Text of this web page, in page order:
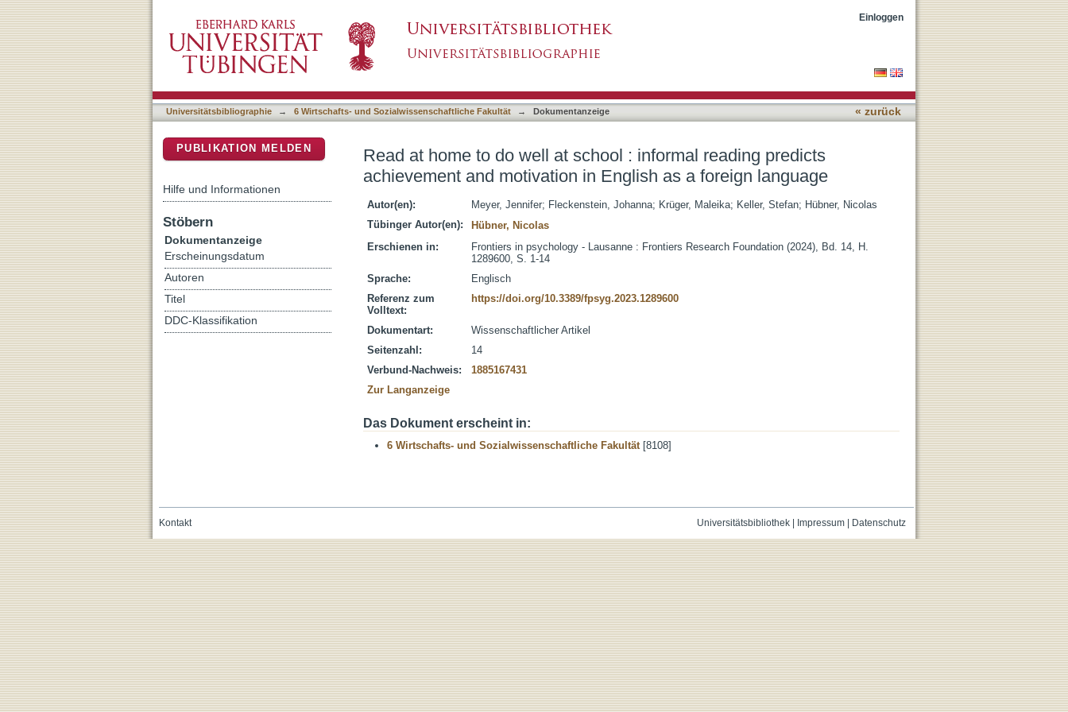
English as a foreign language
Einloggen
Universitätsbibliographie → 6 Wirtschafts- und Sozialwissenschaftliche Fakultät → Dokumentanzeige « zurück
Read at home to do well at school : informal reading predicts
achievement and motivation in English as a foreign language
Autor(en): Meyer, Jennifer; Fleckenstein, Johanna; Krüger, Maleika; Keller, Stefan; Hübner, Nicolas
Tübinger Autor(en):
Hübner, Nicolas
Erschienen in:
Frontiers in psychology - Lausanne : Frontiers Research Foundation (2024), Bd. 14, H.
1289600, S. 1-14
Sprache:
Englisch
Referenz zum
Volltext:
https://doi.org/10.3389/fpsyg.2023.1289600
Dokumentart:
Wissenschaftlicher Artikel
Seitenzahl:
14
Verbund-Nachweis:
1885167431
Zur Langanzeige
Das Dokument erscheint in:
6 Wirtschafts- und Sozialwissenschaftliche Fakultät[8108]
PUBLIKATION MELDEN
Hilfe und Informationen
Stöbern
Dokumentanzeige
Erscheinungsdatum
Autoren
Titel
DDC-Klassifikation
Universitätsbibliothek| Impressum| Datenschutz
Kontakt